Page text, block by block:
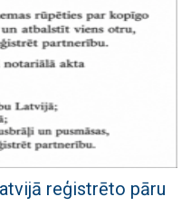
reģistrēto pāru